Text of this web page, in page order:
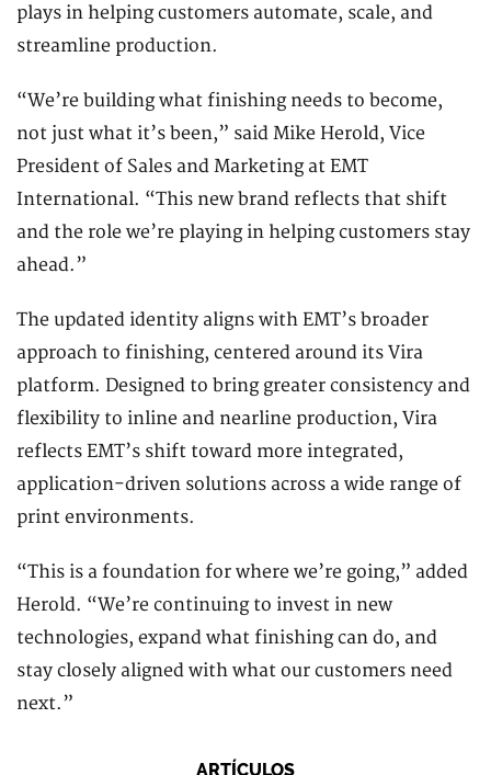
plays in helping customers automate, scale, and
streamline production.
“We’re building what finishing needs to become,
not just what it’s been,” said Mike Herold, Vice
President of Sales and Marketing at EMT
International. “This new brand reflects that shift
and the role we’re playing in helping customers stay
ahead.”
The updated identity aligns with EMT’s broader
approach to finishing, centered around its Vira
platform. Designed to bring greater consistency and
flexibility to inline and nearline production, Vira
reflects EMT’s shift toward more integrated,
application-driven solutions across a wide range of
print environments.
“This is a foundation for where we’re going,” added
Herold. “We’re continuing to invest in new
technologies, expand what finishing can do, and
stay closely aligned with what our customers need
next.”
ARTÍCULOS